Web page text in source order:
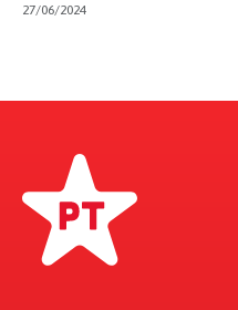
27/06/2024